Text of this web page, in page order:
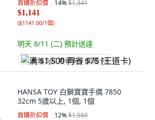
首購折扣價 14%$1,341
$1,141
($1141.00/1個)
明天 8/11 (二) 預計送達
满 $1,500 再省 $75 (王道卡)
HANSA TOY 白獅寶寶手偶 7850
32cm 5歲以上, 1個, 1個
首購折扣價 12%$1,580